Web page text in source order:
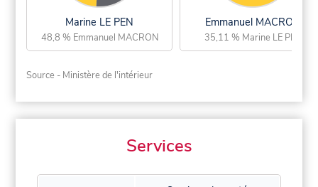
Marine LE PEN
48,8 % Emmanuel MACRON
Emmanuel MACRON
35,11 % Marine LE PEN
Source - Ministère de l'intérieur
Services